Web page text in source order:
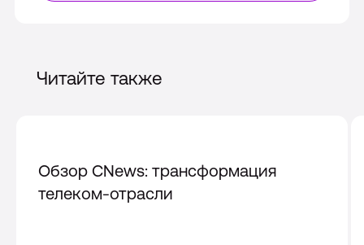
Читайте также
Обзор CNews: трансформация
телеком-отрасли